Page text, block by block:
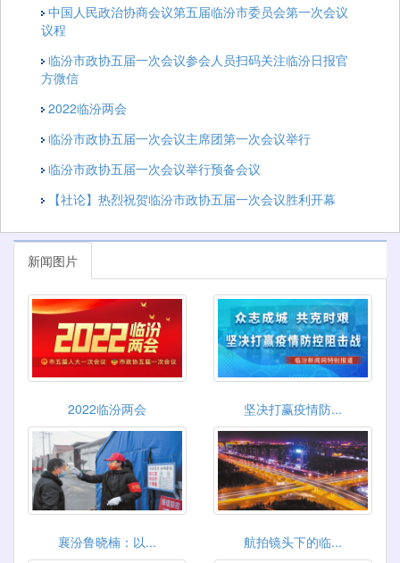
中国人民政治协商会议第五届临汾市委员会第一次会议
议程
临汾市政协五届一次会议参会人员扫码关注临汾日报官
方微信
2022临汾两会
临汾市政协五届一次会议主席团第一次会议举行
临汾市政协五届一次会议举行预备会议
【社论】热烈祝贺临汾市政协五届一次会议胜利开幕
新闻图片
2022临汾两会 坚决打赢疫情防...
襄汾鲁晓楠：以... 航拍镜头下的临...